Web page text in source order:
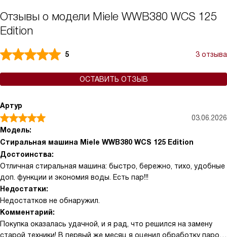
Отзывы о модели Miele WWB380 WCS 125
Edition
5 3 отзыва
ОСТАВИТЬ ОТЗЫВ
Артур
03.06.2026
Модель:
Стиральная машина Miele WWB380 WCS 125 Edition
Достоинства:
Отличная стиральная машина: быстро, бережно, тихо, удобные
доп. функции и экономия воды. Есть пар!!!
Недостатки:
Недостатков не обнаружил.
Комментарий:
Покупка оказалась удачной, и я рад, что решился на замену
старой техники! В первый же месяц я оценил обработку паром